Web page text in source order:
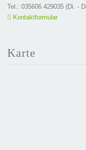
Tel.: 035606 429035 (Di. -
Kontaktformular
Karte